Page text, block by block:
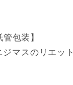
包装】
マスのリエット